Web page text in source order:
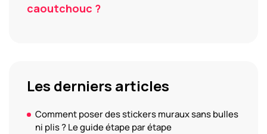
caoutchouc ?
Les derniers articles
Comment poser des stickers muraux sans bulles
ni plis ? Le guide étape par étape